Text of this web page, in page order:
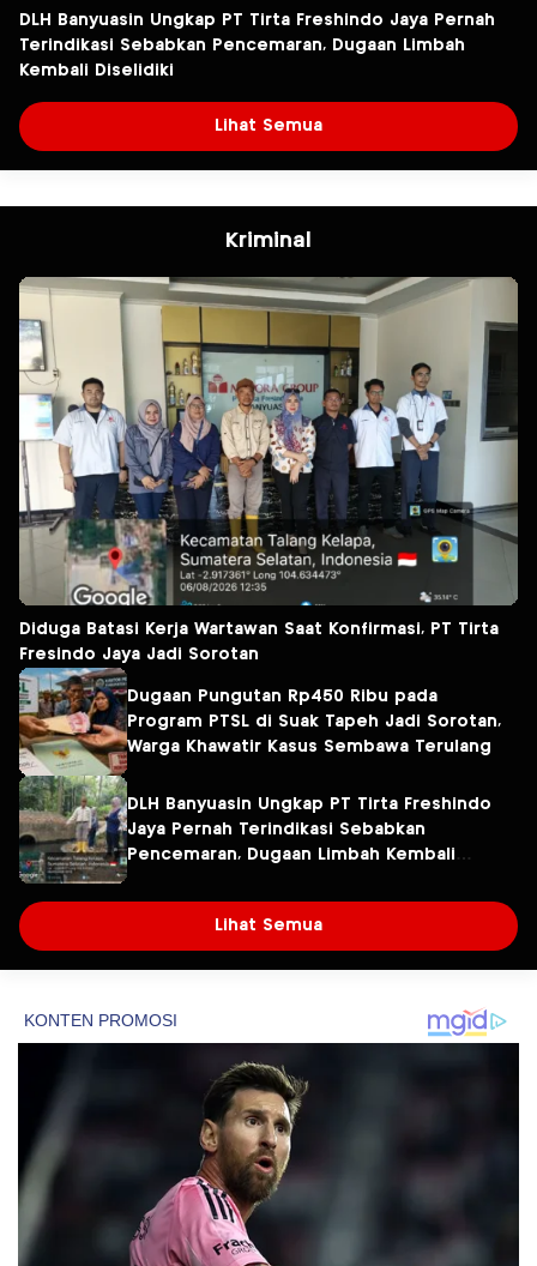
DLH Banyuasin Ungkap PT Tirta Freshindo Jaya Pernah
Terindikasi Sebabkan Pencemaran, Dugaan Limbah
Kembali Diselidiki
Lihat Semua
Kriminal
Diduga Batasi Kerja Wartawan Saat Konfirmasi, PT Tirta
Fresindo Jaya Jadi Sorotan
Dugaan Pungutan Rp450 Ribu pada
Program PTSL di Suak Tapeh Jadi Sorotan,
Warga Khawatir Kasus Sembawa Terulang
DLH Banyuasin Ungkap PT Tirta Freshindo
Jaya Pernah Terindikasi Sebabkan
Pencemaran, Dugaan Limbah Kembali
Lihat Semua